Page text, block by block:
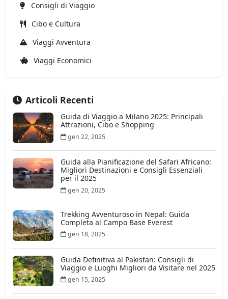
Consigli di Viaggio
Cibo e Cultura
Viaggi Avventura
Viaggi Economici
Articoli Recenti
Guida di Viaggio a Milano 2025: Principali
Attrazioni, Cibo e Shopping
gen 22, 2025
Guida alla Pianificazione del Safari Africano:
Migliori Destinazioni e Consigli Essenziali
per il 2025
gen 20, 2025
Trekking Avventuroso in Nepal: Guida
Completa al Campo Base Everest
gen 18, 2025
Guida Definitiva al Pakistan: Consigli di
Viaggio e Luoghi Migliori da Visitare nel 2025
gen 15, 2025